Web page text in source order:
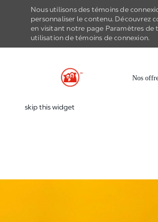
Nous utilisons des témoins de
personnaliser le contenu. Découvrez
en visitant notre page Paramètres de
utilisation detémoins de connexion.
Skip to main content
Nos
skip this widget